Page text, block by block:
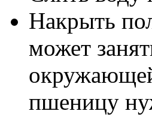
Накрыть
может
пшеницу